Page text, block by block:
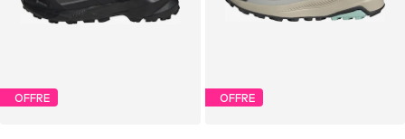
OFFRE OFFRE